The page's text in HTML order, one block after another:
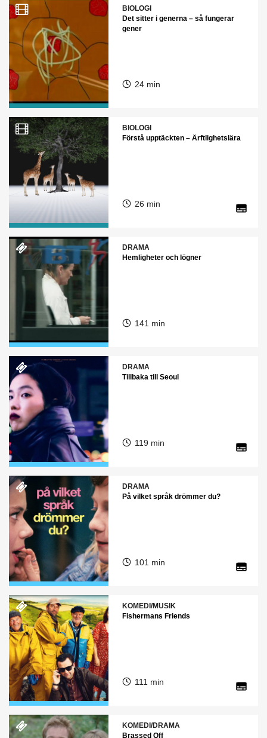
BIOLOGI
Det sitter i generna – så fungerar
gener
24 min
BIOLOGI
Förstå upptäckten – Ärftlighetslära
26 min
DRAMA
Hemligheter och lögner
141 min
DRAMA
Tillbaka till Seoul
119 min
DRAMA
På vilket språk drömmer du?
101 min
KOMEDI/MUSIK
Fishermans Friends
111 min
KOMEDI/DRAMA
Brassed Off